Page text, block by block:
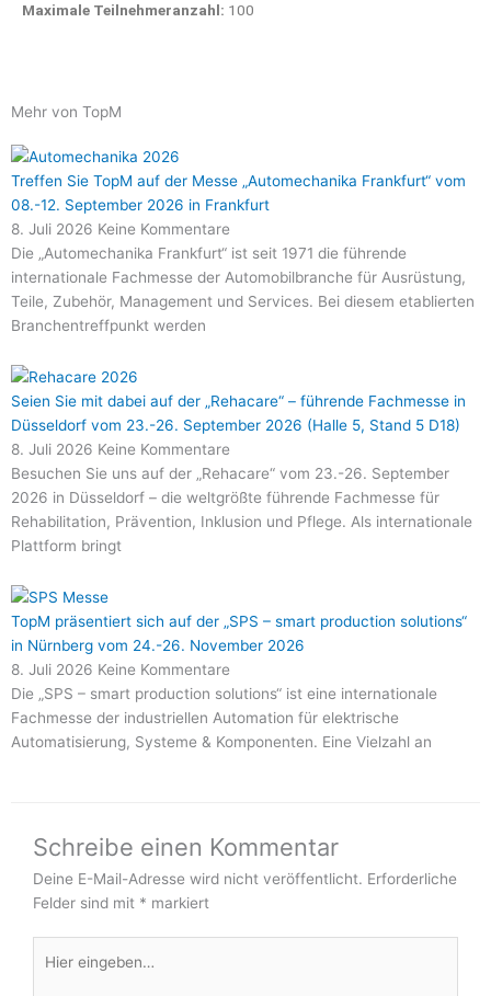
Maximale Teilnehmeranzahl: 100
Mehr von TopM
Treffen Sie TopM auf der Messe „Automechanika Frankfurt“ vom
08.-12. September 2026 in Frankfurt
8. Juli 2026 Keine Kommentare
Die „Automechanika Frankfurt“ ist seit 1971 die führende
internationale Fachmesse der Automobilbranche für Ausrüstung,
Teile, Zubehör, Management und Services. Bei diesem etablierten
Branchentreffpunkt werden
Seien Sie mit dabei auf der „Rehacare“ – führende Fachmesse in
Düsseldorf vom 23.-26. September 2026 (Halle 5, Stand 5 D18)
8. Juli 2026 Keine Kommentare
Besuchen Sie uns auf der „Rehacare“ vom 23.-26. September
2026 in Düsseldorf – die weltgrößte führende Fachmesse für
Rehabilitation, Prävention, Inklusion und Pflege. Als internationale
Plattform bringt
TopM präsentiert sich auf der „SPS – smart production solutions“
in Nürnberg vom 24.-26. November 2026
8. Juli 2026 Keine Kommentare
Die „SPS – smart production solutions“ ist eine internationale
Fachmesse der industriellen Automation für elektrische
Automatisierung, Systeme & Komponenten. Eine Vielzahl an
Schreibe einen Kommentar
Deine E-Mail-Adresse wird nicht veröffentlicht. Erforderliche
Felder sind mit * markiert
eingeben…